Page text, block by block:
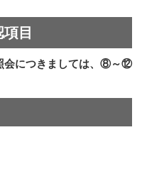
目
会につきましては、⑧～⑫